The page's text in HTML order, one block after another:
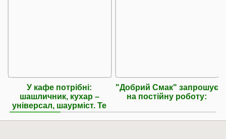
У кафе потрібні:
шашличник, кухар –
універсал, шаурміст. Те
"Добрий Смак" запрошує
на постійну роботу: